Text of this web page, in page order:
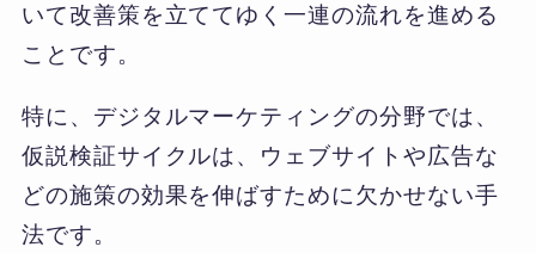
いて改善策を立ててゆく一連の流れを進める
ことです。
特に、デジタルマーケティングの分野では、
仮説検証サイクルは、ウェブサイトや広告な
どの施策の効果を伸ばすために欠かせない手
法です。